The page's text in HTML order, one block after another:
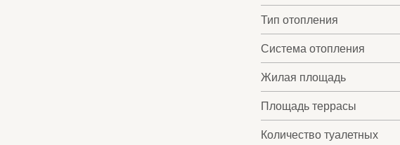
Тип отопления
Система отопления
Жилая площадь
Площадь террасы
Количество туалетных